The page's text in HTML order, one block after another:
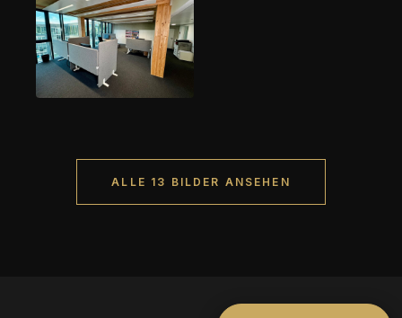
ALLE 13 BILDER ANSEHEN